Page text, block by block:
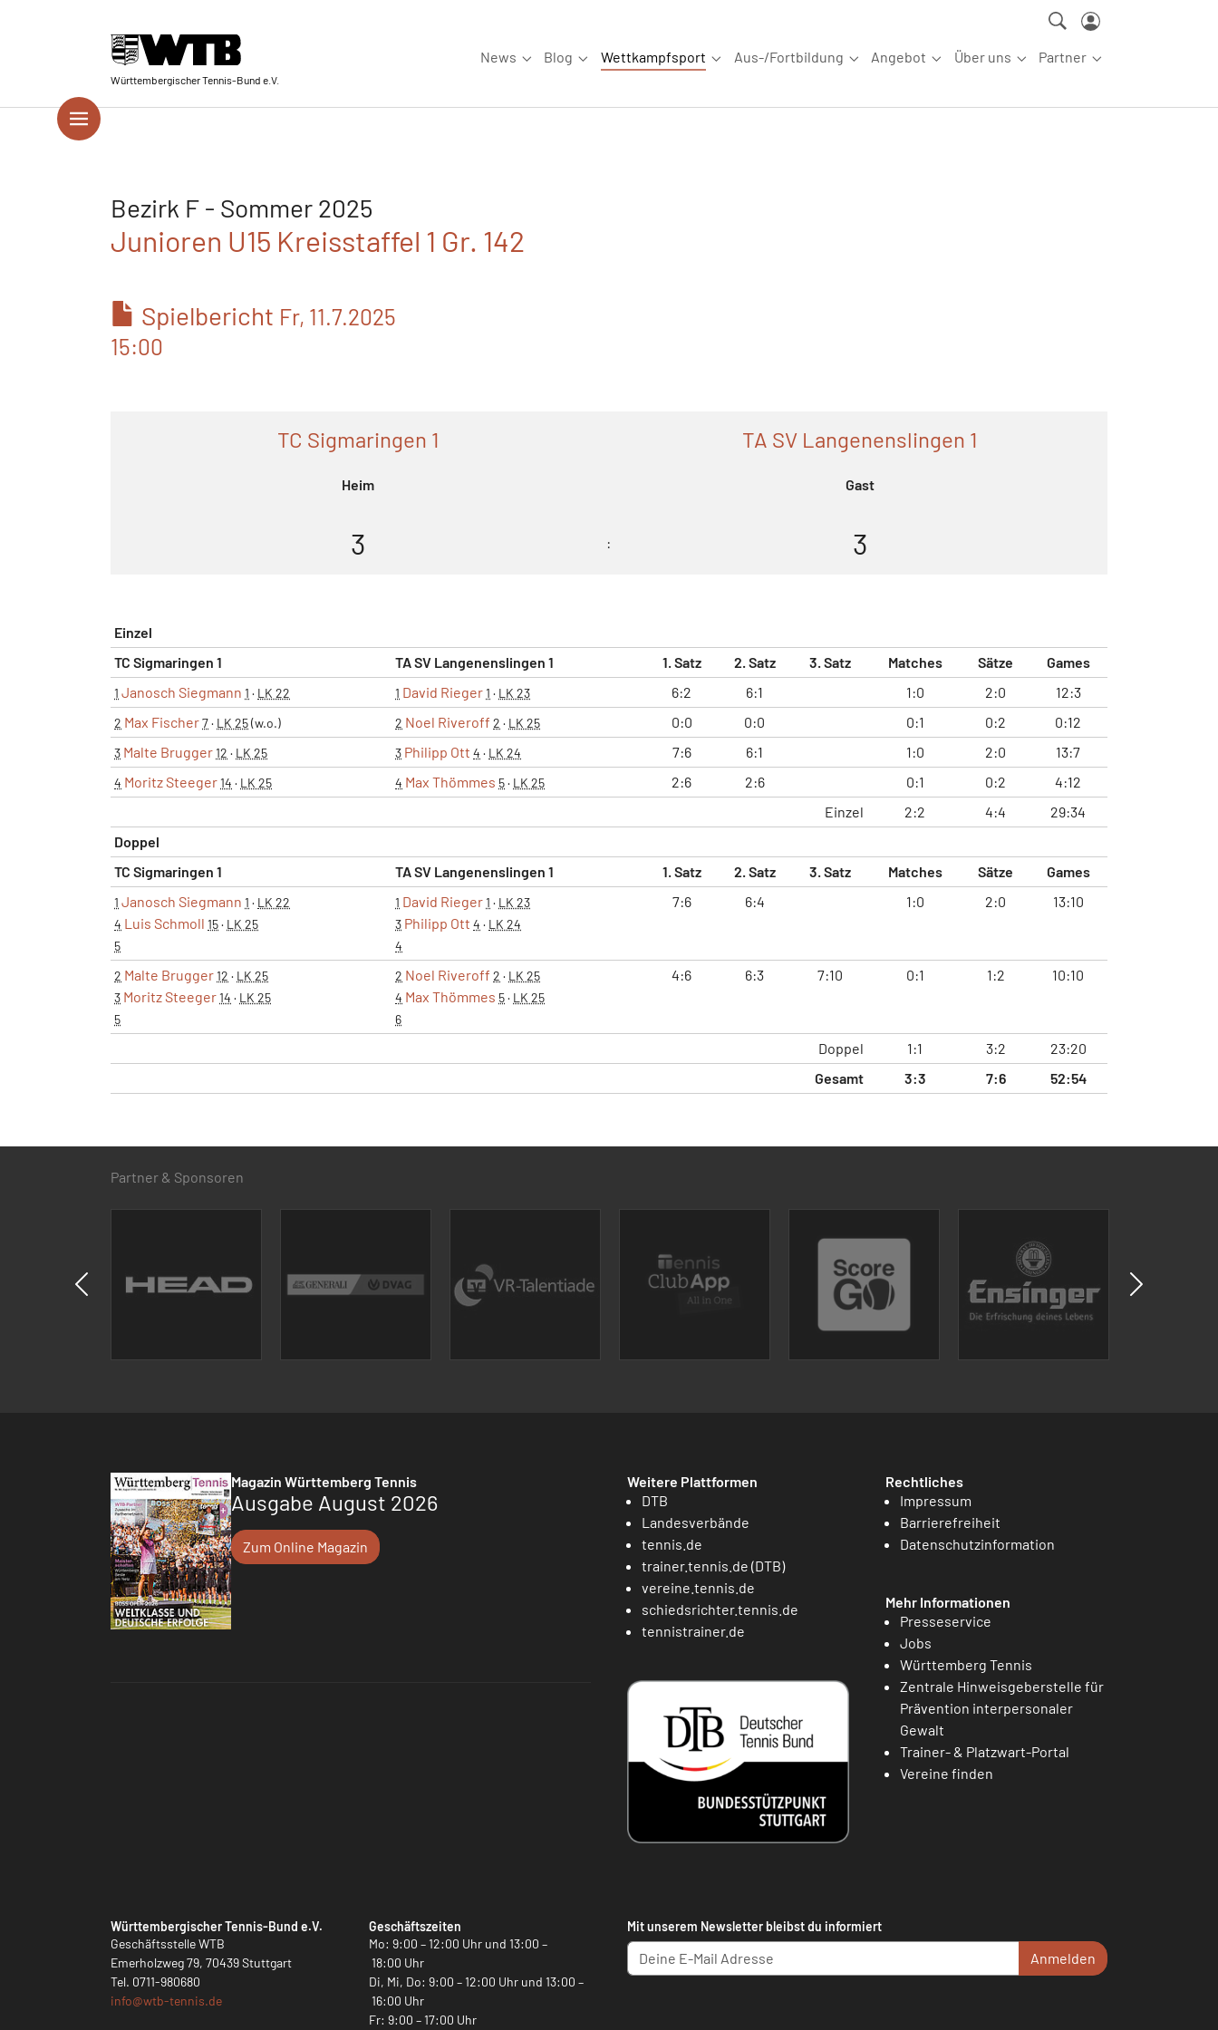
Württembergischer Tennis-Bund e.V.
News
Submenu for "News"
Blog
Submenu for "Blog"
Wettkampfsport
Submenu for "Wettkampfsport"
Aus-/Fortbildung
Submenu for "Aus-/Fortbildung"
Angebot
Submenu for "Angebot"
Über uns
Submenu for "Über uns"
Partner
Submenu for
Bezirk F - Sommer 2025
Junioren U15 Kreisstaffel 1 Gr. 142
Spielbericht Fr, 11.7.2025
15:00
TC Sigmaringen 1
Heim
TA SV Langenenslingen 1
Gast
3 : 3
Einzel
TC Sigmaringen 1
TA SV Langenenslingen 1 1. Satz 2. Satz 3. Satz Matches Sätze Games
1 Janosch Siegmann 1 · LK 22 1 David Rieger1 · LK 23 6:2 6:1 1:0 2:0 12:3
2 Max Fischer7· LK 25(w.o.) 2 Noel Riveroff 2 · LK 25 0:0 0:0 0:1 0:2 0:12
3 Malte Brugger12 · LK 25 3 Philipp Ott 4 · LK 24 7:6 6:1 1:0 2:0 13:7
4 Moritz Steeger14 · LK 25 4 Max Thömmes 5· LK 25 2:6 2:6 0:1 0:2
4:12
Einzel
2:2 4:4
29:34
Doppel
TC Sigmaringen 1
TA SV Langenenslingen 1 1. Satz 2. Satz 3. Satz Matches Sätze Games
1 Janosch Siegmann 1 · LK 22
4 Luis Schmoll 15· LK 25
5
1 David Rieger1 · LK 23
3 Philipp Ott 4 · LK 24
4
7:6 6:4 1:0 2:0 13:10
2 Malte Brugger12 · LK 25
3 Moritz Steeger14 · LK 25
5
2 Noel Riveroff 2 · LK 25
4 Max Thömmes 5· LK 25
6
4:6 6:3 7:10 0:1 1:2 10:10
Doppel 1:1 3:2
23:20
Gesamt
3:3 7:6 52:54
Partner & Sponsoren
Magazin Württemberg Tennis
Ausgabe August 2026
Zum Online Magazin
Weitere Plattformen
DTB
Landesverbände
tennis.de
trainer.tennis.de (DTB)
vereine.tennis.de
schiedsrichter.tennis.de
tennistrainer.de
Rechtliches
Impressum
Barrierefreiheit
Datenschutzinformation
Mehr Informationen
Presseservice
Jobs
Württemberg Tennis
Zentrale Hinweisgeberstelle für
Prävention interpersonaler
Gewalt
Trainer- & Platzwart-Portal
Vereine finden
Württembergischer Tennis-Bund e.V.
Geschäftsstelle WTB
Emerholzweg 79, 70439 Stuttgart
Tel. 0711-980680
info@wtb-tennis.de
Geschäftszeiten
Mo: 9:00 – 12:00 Uhr und 13:00 –
18:00 Uhr
Di, Mi, Do: 9:00 – 12:00 Uhr und 13:00 –
16:00 Uhr
Fr: 9:00 – 17:00 Uhr
Mit unserem Newsletter bleibst du informiert
Anmelden